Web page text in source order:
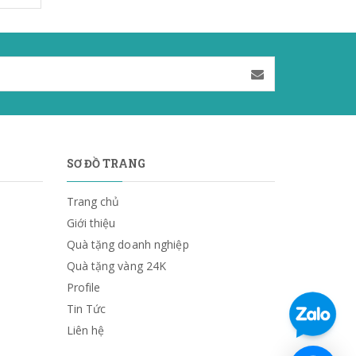
SƠ ĐỒ TRANG
Trang chủ
Giới thiệu
Quà tặng doanh nghiệp
Quà tặng vàng 24K
Profile
Tin Tức
Liên hệ